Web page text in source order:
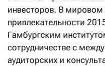
инвесторов. В мировом
привлекательности
Гамбургским
сотрудничестве с
аудиторских и